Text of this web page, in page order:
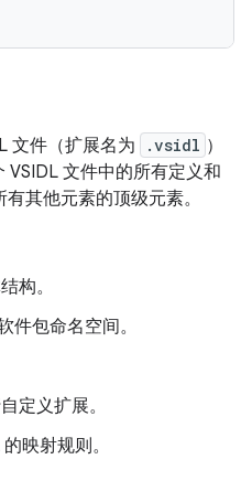
文件（扩展名为 .vsidl ）
文件中的所有定义和
有其他元素的顶级元素。
构。
件包命名空间。
定义扩展。
映射规则。